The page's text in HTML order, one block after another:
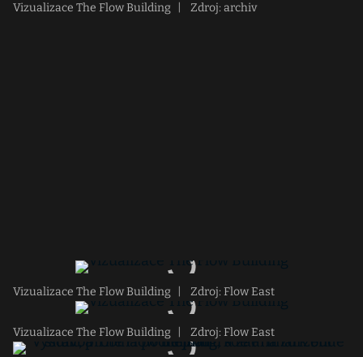
Vizualizace The Flow Building Zdroj: archiv
Vizualizace The Flow Building Zdroj: Flow East
Vizualizace The Flow Building Zdroj: Flow East